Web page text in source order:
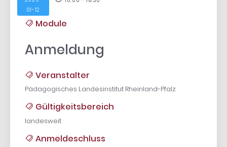
01-12
Module
Anmeldung
Veranstalter
Pädagogisches Landesinstitut Rheinland-Pfalz
Gültigkeitsbereich
landesweit
Anmeldeschluss